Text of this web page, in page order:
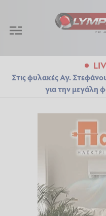
Στις φυλακές Αγ.
για την μεγάλη